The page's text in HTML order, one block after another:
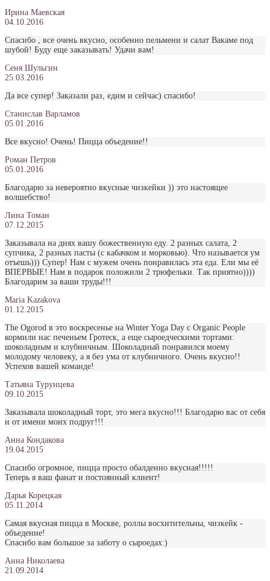
Ирина Маевская
04.10.2016
Спасибо , все очень вкусно, особенно пельмени и салат Вакаме под
шубой! Буду еще заказывать! Удачи вам!
Сеня Шульгин
25.03.2016
Да все супер! Заказали раз, едим и сейчас) спасибо!
Станислав Варламов
05.01.2016
Все вкусно! Очень! Пицца объедение!!
Роман Петров
05.01.2016
Благодарю за невероятно вкусные чизкейки )) это настоящее
волшебство!
Лина Томан
07.12.2015
Заказывала на днях вашу божественную еду. 2 разных салата, 2
супчика, 2 разных пасты (с кабачком и морковью). Что называется ум
отъешь))) Супер! Нам с мужем очень понравилась эта еда. Ели мы её
ВПЕРВЫЕ! Нам в подарок положили 2 трюфельки. Так приятно))))
Благодарим за ваши труды!!!
Maria Kazakova
01.12.2015
The Ogorod в это воскресенье на Winter Yoga Day с Organic People
кормили нас печеньем Гротеск, а еще сыроедческими тортами:
шоколадным и клубничным. Шоколадный понравился моему
молодому человеку, а я без ума от клубничного. Очень вкусно!!
Успехов вашей команде!
Татьяна Турунцева
09.10.2015
Заказывала шоколадный торт, это мега вкусно!!! Благодарю вас от себя
и от имени моих подруг!!!
Анна Кондакова
19.04.2015
Спасибо огромное, пицца просто обалденно вкусная!!!!!
Теперь я ваш фанат и постоянный клиент!
Дарья Корецкая
05.11.2014
Самая вкусная пицца в Москве, роллы восхитительны, чизкейк -
объедение!
Спасибо вам большое за заботу о сыроедах:)
Анна Николаева
21.09.2014